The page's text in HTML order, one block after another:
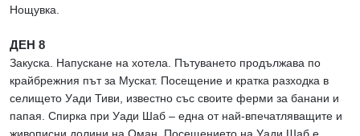
Нощувка.
ДЕН 8
Закуска. Напускане на хотела. Пътуването продължава по
крайбрежния път за Мускат. Посещение и кратка разходка в
селището Уади Тиви, известно със своите ферми за банани и
папая. Спирка при Уади Шаб – една от най-впечатляващите и